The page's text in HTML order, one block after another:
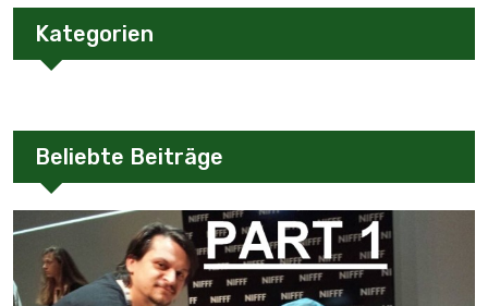
Kategorien
Beliebte Beiträge